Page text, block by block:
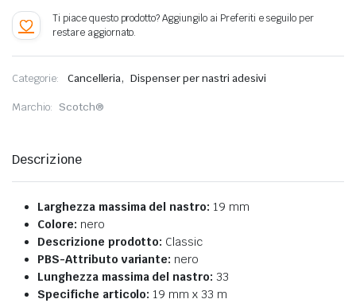
Categorie: Cancelleria, Dispenser per nastri adesivi
Marchio: Scotch®
Descrizione
Larghezza massima del nastro: 19 mm
Colore: nero
Descrizione prodotto: Classic
PBS-Attributo variante: nero
Lunghezza massima del nastro: 33
Specifiche articolo: 19 mm x 33 m